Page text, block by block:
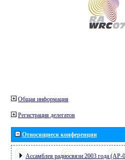
Общая информация
Регистрация делегатов
Относящиеся конференции
Ассамблея радиосвязи 2003 года (АР-